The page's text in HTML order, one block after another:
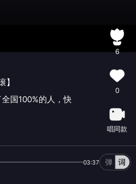
】
国100%的人，快
6
0
唱同款
03:37